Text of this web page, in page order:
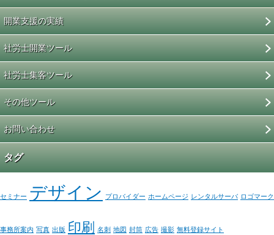
開業支援の実績
社労士開業ツール
社労士集客ツール
その他ツール
お問い合わせ
タグ
セミナー デザイン プロバイダー ホームページ レンタルサーバ ロゴマーク
事務所案内 写真 出版 印刷 名刺 地図 封筒 広告 撮影 無料登録サイト